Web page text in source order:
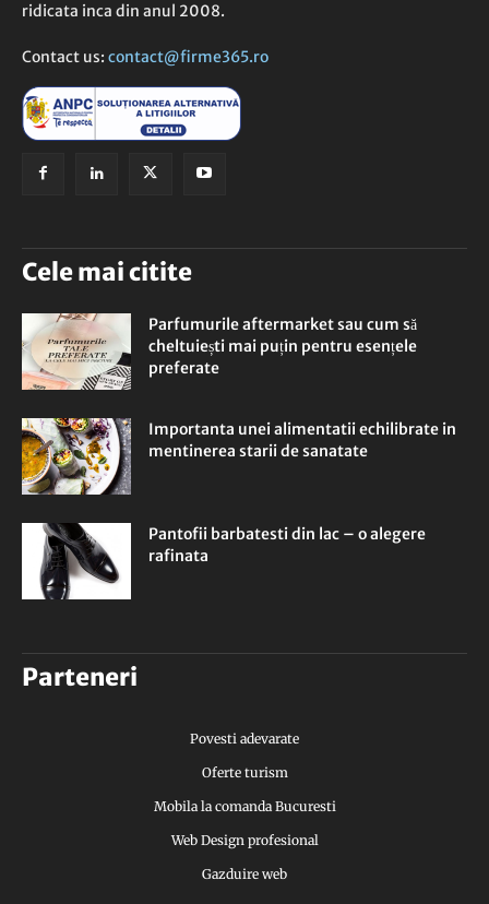
ridicata inca din anul 2008.
Contact us: contact@firme365.ro
Cele mai citite
Parfumurile aftermarket sau cum să
cheltuiești mai puțin pentru esențele
preferate
Importanta unei alimentatii echilibrate in
mentinerea starii de sanatate
Pantofii barbatesti din lac – o alegere
rafinata
Parteneri
Povesti adevarate
Oferte turism
Mobila la comanda Bucuresti
Web Design profesional
Gazduire web